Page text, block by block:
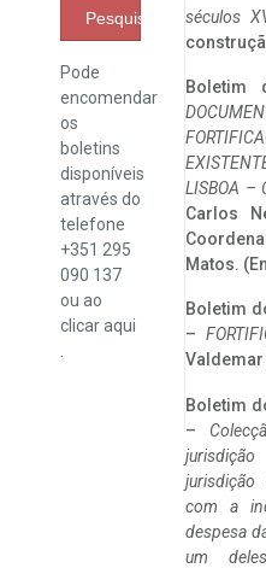
Pesquisar
Pode
encomendar
os
boletins
disponíveis
através do
telefone
+351 295
090 137
ou ao
clicaraqui
séculos
Boletim
LISBOA –
Carlos
Matos.
Boletim
–
Boletim
–
com a
despesa
um deles